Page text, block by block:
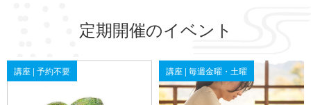
定期開催のイベント
講座 | 予約不要 講座 | 毎週金曜・土曜